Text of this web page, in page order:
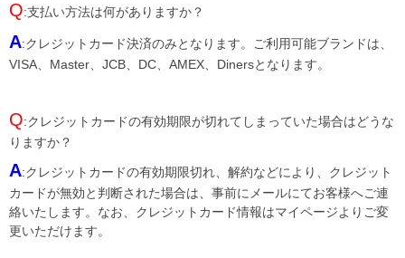
Q:支払い方法は何がありますか？
A:クレジットカード決済のみとなります。ご利用可能ブランドは、
VISA、Master、JCB、DC、AMEX、Dinersとなります。
Q:クレジットカードの有効期限が切れてしまっていた場合はどうな
りますか？
A:クレジットカードの有効期限切れ、解約などにより、クレジット
カードが無効と判断された場合は、事前にメールにてお客様へご連
絡いたします。なお、クレジットカード情報はマイページよりご変
更いただけます。